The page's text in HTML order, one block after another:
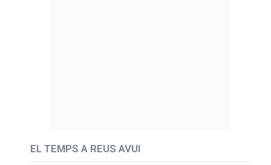
EL TEMPS A REUS AVUI